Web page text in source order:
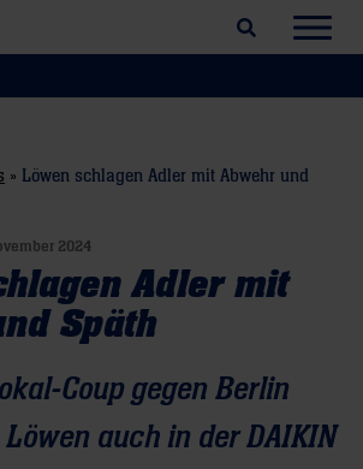
Suchfeld öffnen
» Löwen schlagen Adler mit Abwehr und
2024
Adler mit
Späth
Coup gegen Berlin
auch in der DAIKIN